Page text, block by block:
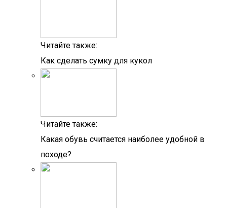
Читайте также:
Как сделать сумку для кукол
Читайте также:
Какая обувь считается наиболее удобной в
походе?